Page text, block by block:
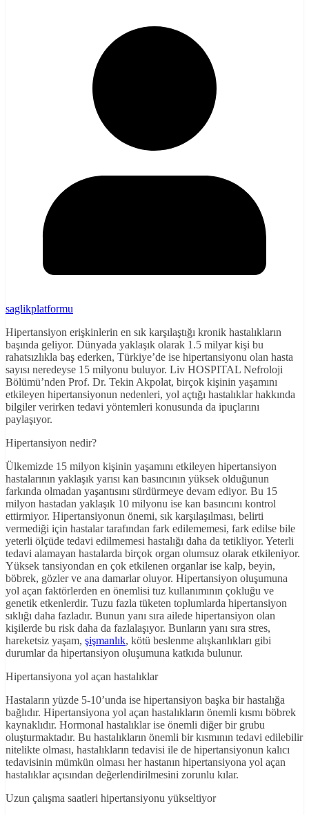
saglikplatformu
Hipertansiyon erişkinlerin en sık karşılaştığı kronik hastalıkların
başında geliyor. Dünyada yaklaşık olarak 1.5 milyar kişi bu
rahatsızlıkla baş ederken, Türkiye’de ise hipertansiyonu olan hasta
sayısı neredeyse 15 milyonu buluyor. Liv HOSPITAL Nefroloji
Bölümü’nden Prof. Dr. Tekin Akpolat, birçok kişinin yaşamını
etkileyen hipertansiyonun nedenleri, yol açtığı hastalıklar hakkında
bilgiler verirken tedavi yöntemleri konusunda da ipuçlarını
paylaşıyor.
Hipertansiyon nedir?
Ülkemizde 15 milyon kişinin yaşamını etkileyen hipertansiyon
hastalarının yaklaşık yarısı kan basıncının yüksek olduğunun
farkında olmadan yaşantısını sürdürmeye devam ediyor. Bu 15
milyon hastadan yaklaşık 10 milyonu ise kan basıncını kontrol
ettirmiyor. Hipertansiyonun önemi, sık karşılaşılması, belirti
vermediği için hastalar tarafından fark edilememesi, fark edilse bile
yeterli ölçüde tedavi edilmemesi hastalığı daha da tetikliyor. Yeterli
tedavi alamayan hastalarda birçok organ olumsuz olarak etkileniyor.
Yüksek tansiyondan en çok etkilenen organlar ise kalp, beyin,
böbrek, gözler ve ana damarlar oluyor. Hipertansiyon oluşumuna
yol açan faktörlerden en önemlisi tuz kullanımının çokluğu ve
genetik etkenlerdir. Tuzu fazla tüketen toplumlarda hipertansiyon
sıklığı daha fazladır. Bunun yanı sıra ailede hipertansiyon olan
kişilerde bu risk daha da fazlalaşıyor. Bunların yanı sıra stres,
hareketsiz yaşam, şişmanlık, kötü beslenme alışkanlıkları gibi
durumlar da hipertansiyon oluşumuna katkıda bulunur.
Hipertansiyona yol açan hastalıklar
Hastaların yüzde 5-10’unda ise hipertansiyon başka bir hastalığa
bağlıdır. Hipertansiyona yol açan hastalıkların önemli kısmı böbrek
kaynaklıdır. Hormonal hastalıklar ise önemli diğer bir grubu
oluşturmaktadır. Bu hastalıkların önemli bir kısmının tedavi edilebilir
nitelikte olması, hastalıkların tedavisi ile de hipertansiyonun kalıcı
tedavisinin mümkün olması her hastanın hipertansiyona yol açan
hastalıklar açısından değerlendirilmesini zorunlu kılar.
Uzun çalışma saatleri hipertansiyonu yükseltiyor